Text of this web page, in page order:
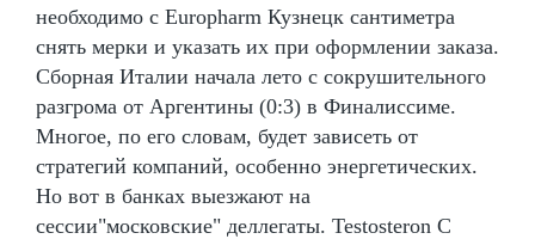
необходимо с Europharm Кузнецк сантиметра
снять мерки и указать их при оформлении заказа.
Сборная Италии начала лето с сокрушительного
разгрома от Аргентины (0:3) в Финалиссиме.
Многое, по его словам, будет зависеть от
стратегий компаний, особенно энергетических.
Но вот в банках выезжают на
сессии"московские" деллегаты. Testosteron C